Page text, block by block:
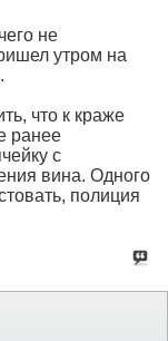
не
утром на
что к краже
ранее
с
вина. Одного
полиция